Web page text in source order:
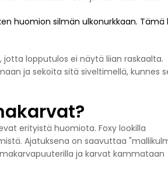
huomion silmän ulkonurkkaan. Tämä
jotta lopputulos ei näytä liian raskaalta.
ja sekoita sitä siveltimellä, kunnes
erityistä huomiota. Foxy lookilla
Ajatuksena on saavuttaa
ja karvat kammataan